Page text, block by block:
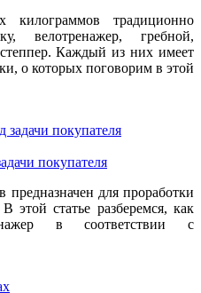
традиционно
велотренажер, гребной,
Каждый из них имеет
о которых поговорим в этой
покупателя
для проработки
статье разберемся, как
в соответствии с